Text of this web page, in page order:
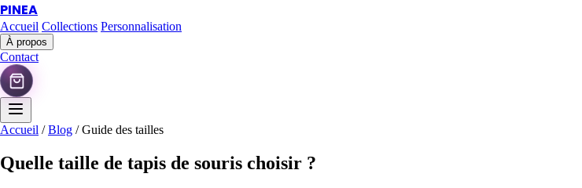
PINEA
Accueil Collections Personnalisation
À propos
Contact
Accueil / Blog / Guide des tailles
Quelle taille de tapis de souris choisir ?